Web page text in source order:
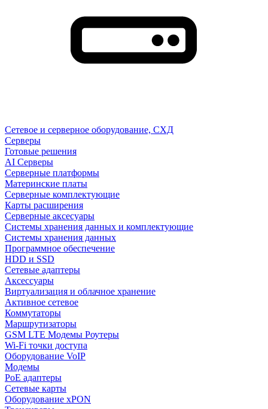
Сетевое и серверное оборудование, СХД
Cерверы
Готовые решения
AI Серверы
Серверные платформы
Материнские платы
Серверные комплектующие
Карты расширения
Серверные аксесуары
Системы хранения данных и комплектующие
Системы хранения данных
Программное обеспечение
HDD и SSD
Сетевые адаптеры
Аксессуары
Виртуализация и облачное хранение
Активное сетевое
Коммутаторы
Маршрутизаторы
GSM LTE Модемы Роутеры
Wi-Fi точки доступа
Оборудование VoIP
Модемы
PoE адаптеры
Сетевые карты
Оборудование xPON